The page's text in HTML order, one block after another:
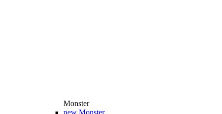
Monster